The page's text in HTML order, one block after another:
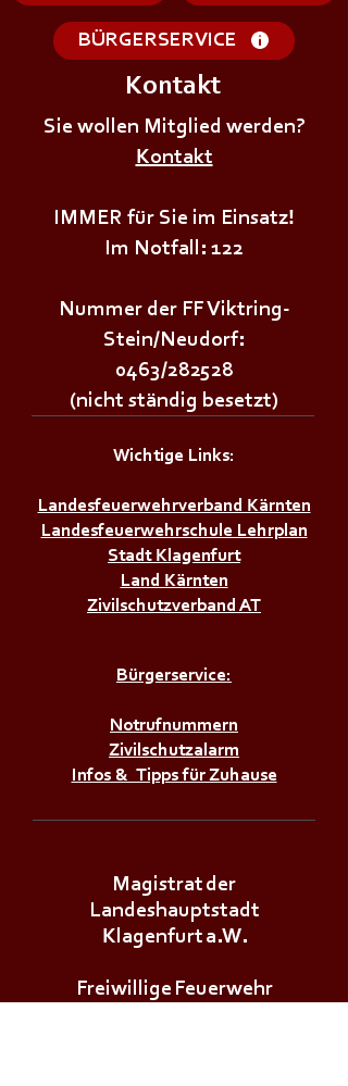
BÜRGERSERVICE
Kontakt
Sie wollen Mitglied werden?
Kontakt
IMMER für Sie im Einsatz!
Im Notfall: 122
Nummer der FF Viktring-
Stein/Neudorf:
0463/282528
(nicht ständig besetzt)
Wichtige Links:
Landesfeuerwehrverband Kärnten
Landesfeuerwehrschule Lehrplan
Stadt Klagenfurt
Land Kärnten
Zivilschutzverband AT
Bürgerservice:
Notrufnummern
Zivilschutzalarm
Infos & Tipps für Zuhause
M a g i s t r a t d e r
L a n d e s h a u p t s t a d t
K l a g e n f u r t a . W .
F r e i w i l l i g e F e u e r w e h r